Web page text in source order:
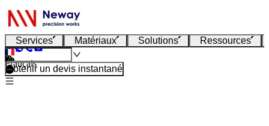
Services Matériaux Solutions Ressources
Français
Obtenir un devis instantané